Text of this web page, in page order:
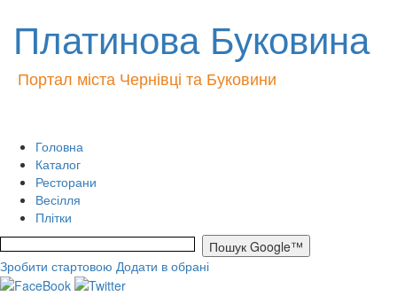
Платинова Буковина
Портал міста Чернівці та Буковини
Головна
Каталог
Ресторани
Весілля
Плітки
Зробити стартовою Додати в обрані